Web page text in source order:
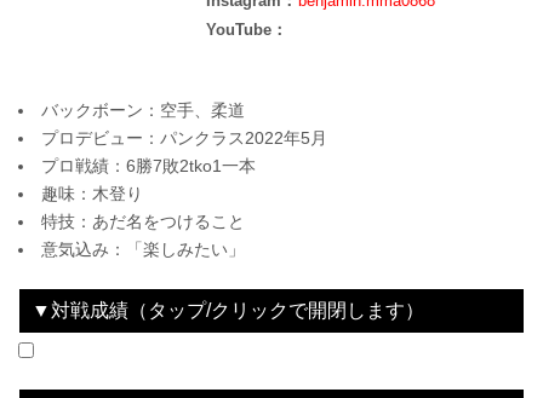
YouTube：
バックボーン：空手、柔道
プロデビュー：パンクラス2022年5月
プロ戦績：6勝7敗2tko1一本
趣味：木登り
特技：あだ名をつけること
意気込み：「楽しみたい」
▼対戦成績（タップ/クリックで開閉します）